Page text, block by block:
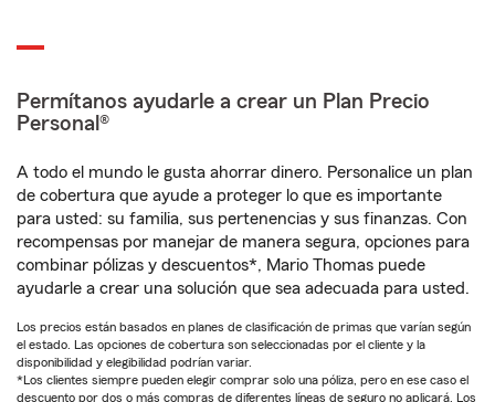
Permítanos ayudarle a crear un Plan Precio
Personal®
A todo el mundo le gusta ahorrar dinero. Personalice un plan
de cobertura que ayude a proteger lo que es importante
para usted: su familia, sus pertenencias y sus finanzas. Con
recompensas por manejar de manera segura, opciones para
combinar pólizas y descuentos*, Mario Thomas puede
ayudarle a crear una solución que sea adecuada para usted.
Los precios están basados en planes de clasificación de primas que varían según
el estado. Las opciones de cobertura son seleccionadas por el cliente y la
disponibilidad y elegibilidad podrían variar.
*Los clientes siempre pueden elegir comprar solo una póliza, pero en ese caso el
descuento por dos o más compras de diferentes líneas de seguro no aplicará. Los